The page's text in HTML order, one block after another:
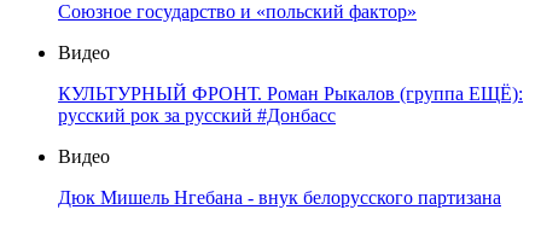
Союзное государство и «польский фактор»
Видео
КУЛЬТУРНЫЙ ФРОНТ. Роман Рыкалов (группа ЕЩЁ):
русский рок за русский #Донбасс
Видео
Дюк Мишель Нгебана - внук белорусского партизана